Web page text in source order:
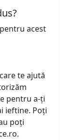
acest
te ajută
pentru a-ți
ieftine. Poți
poți